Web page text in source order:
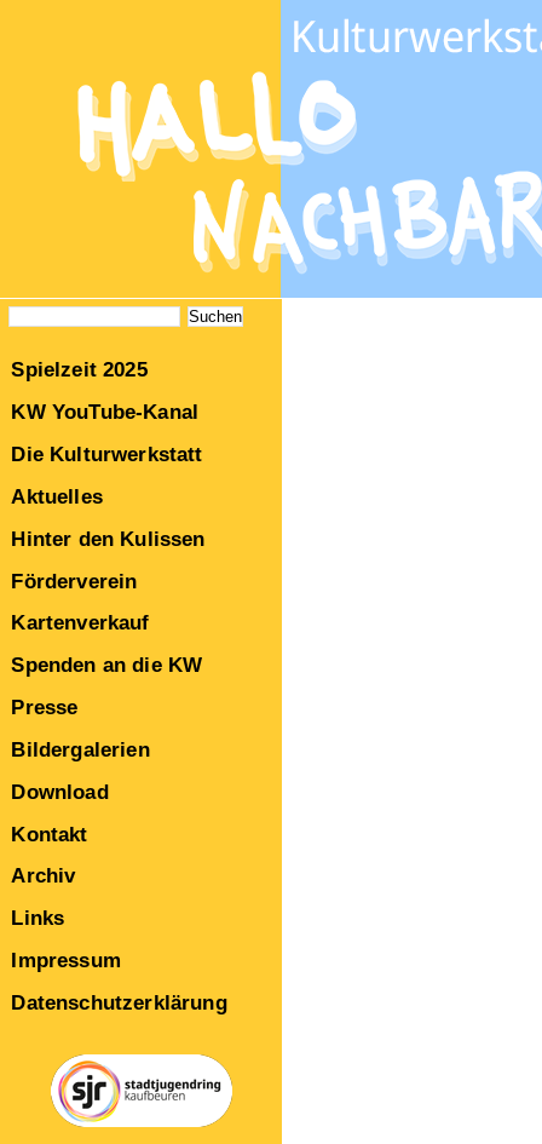
Spielzeit 2025
KW YouTube-Kanal
Die Kulturwerkstatt
Aktuelles
Hinter den Kulissen
Förderverein
Kartenverkauf
Spenden an die KW
Presse
Bildergalerien
Download
Kontakt
Archiv
Links
Impressum
Datenschutzerklärung